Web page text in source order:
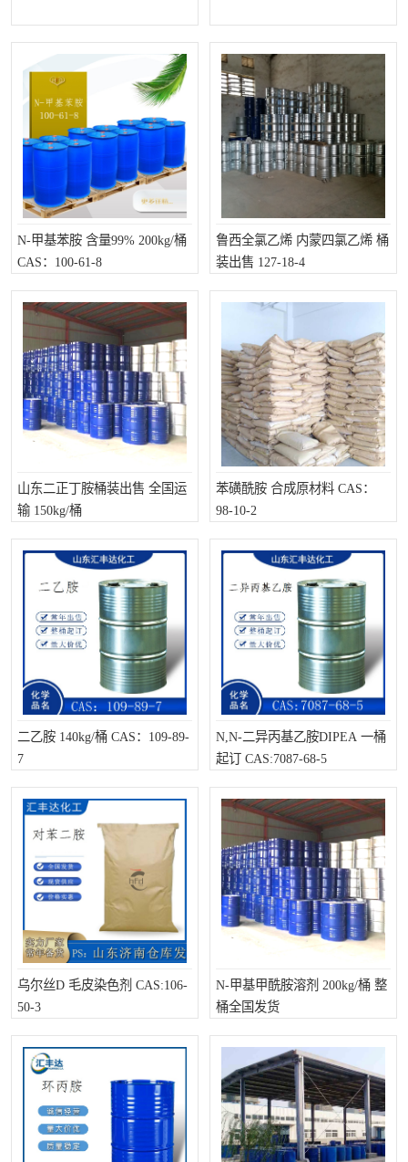
N-甲基苯胺 含量99% 200kg/桶
CAS：100-61-8
鲁西全氯乙烯 内蒙四氯乙烯 桶
装出售 127-18-4
山东二正丁胺桶装出售 全国运
输 150kg/桶
苯磺酰胺 合成原材料 CAS：
98-10-2
二乙胺 140kg/桶 CAS：109-89-
7
N,N-二异丙基乙胺DIPEA 一桶
起订 CAS:7087-68-5
乌尔丝D 毛皮染色剂 CAS:106-
50-3
N-甲基甲酰胺溶剂 200kg/桶 整
桶全国发货